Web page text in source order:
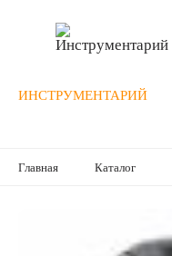
ИНСТРУМЕНТАРИЙ
Главная Каталог